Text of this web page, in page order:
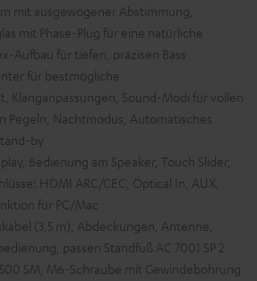
mit ausgewogener Abstimmung,
mit Phase-Plug für eine natürliche
Aufbau für tiefen, präzisen Bass
für bestmögliche
Klanganpassungen, Sound-Modi für vollen
Pegeln, Nachtmodus, Automatisches
by
Bedienung am Speaker, Touch Slider,
HDMI ARC/CEC, Optical In, AUX,
für PC/Mac
(3,5 m), Abdeckungen, Antenne,
passen Standfuß AC 7001 SP 2
SM, M6-Schraube mit Gewindebohrung